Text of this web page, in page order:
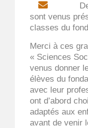
EMAIL
sont venus
classes du
Merci à ces
« Sciences
venus donner
élèves du
avec leur
ont d’abord
adaptés aux
avant de venir